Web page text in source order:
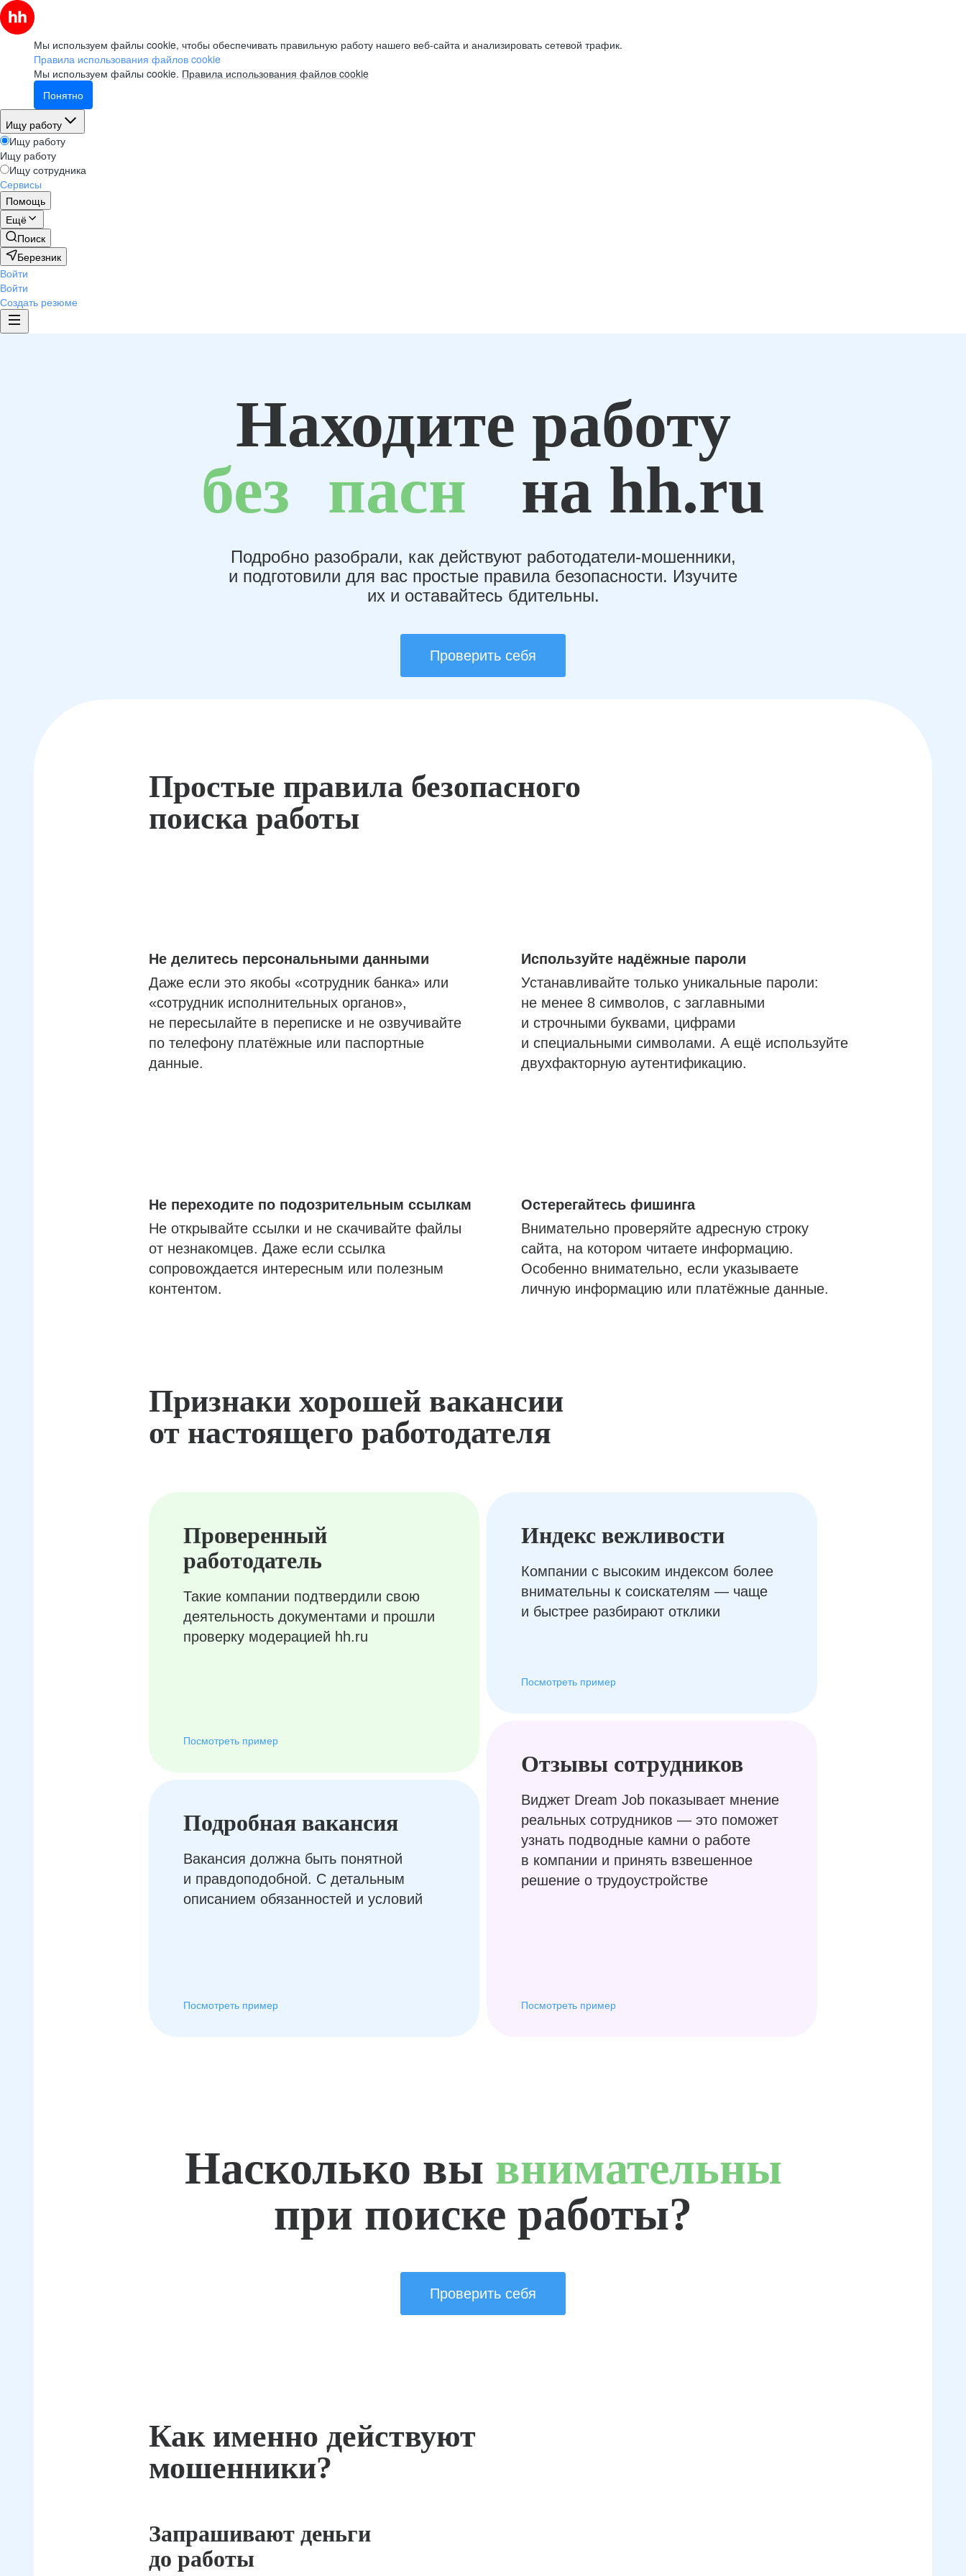
Мы используем файлы cookie, чтобы обеспечивать правильную работу нашего веб-сайта и анализировать сетевой трафик.
Правила использования файлов cookie
Мы используем файлы cookie. Правила использования файлов cookie
Понятно
Ищу работу
Ищу работу
Ищу работу
Ищу сотрудника
Сервисы
Помощь
Ещё
Поиск
Березник
Войти
Войти
Создать резюме
Находите работу
без пасн на hh.ru
Подробно разобрали, как действуют работодатели-мошенники,
и подготовили для вас простые правила безопасности. Изучите
их и оставайтесь бдительны.
Проверить себя
Простые правила безопасного
поиска работы
Не делитесь персональными данными
Даже если это якобы «сотрудник банка» или
«сотрудник исполнительных органов»,
не пересылайте в переписке и не озвучивайте
по телефону платёжные или паспортные
данные.
Используйте надёжные пароли
Устанавливайте только уникальные пароли:
не менее 8 символов, с заглавными
и строчными буквами, цифрами
и специальными символами. А ещё используйте
двухфакторную аутентификацию.
Не переходите по подозрительным ссылкам
Не открывайте ссылки и не скачивайте файлы
от незнакомцев. Даже если ссылка
сопровождается интересным или полезным
контентом.
Остерегайтесь фишинга
Внимательно проверяйте адресную строку
сайта, на котором читаете информацию.
Особенно внимательно, если указываете
личную информацию или платёжные данные.
Признаки хорошей вакансии
от настоящего работодателя
Проверенный
работодатель
Такие компании подтвердили свою
деятельность документами и прошли
проверку модерацией hh.ru
Посмотреть пример
Подробная вакансия
Вакансия должна быть понятной
и правдоподобной. С детальным
описанием обязанностей и условий
Посмотреть пример
Отзывы сотрудников
Виджет Dream Job показывает мнение
реальных сотрудников — это поможет
узнать подводные камни о работе
в компании и принять взвешенное
решение о трудоустройстве
Посмотреть пример
Индекс вежливости
Компании с высоким индексом более
внимательны к соискателям — чаще
и быстрее разбирают отклики
Посмотреть пример
Насколько вы внимательны
при поиске работы?
Проверить себя
Как именно действуют
мошенники?
Запрашивают деньги
до работы